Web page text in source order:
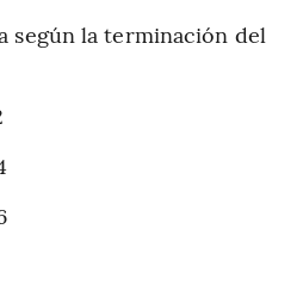
según la terminación del